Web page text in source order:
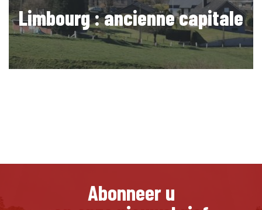
Limbourg : ancienne capitale
Abonneer u